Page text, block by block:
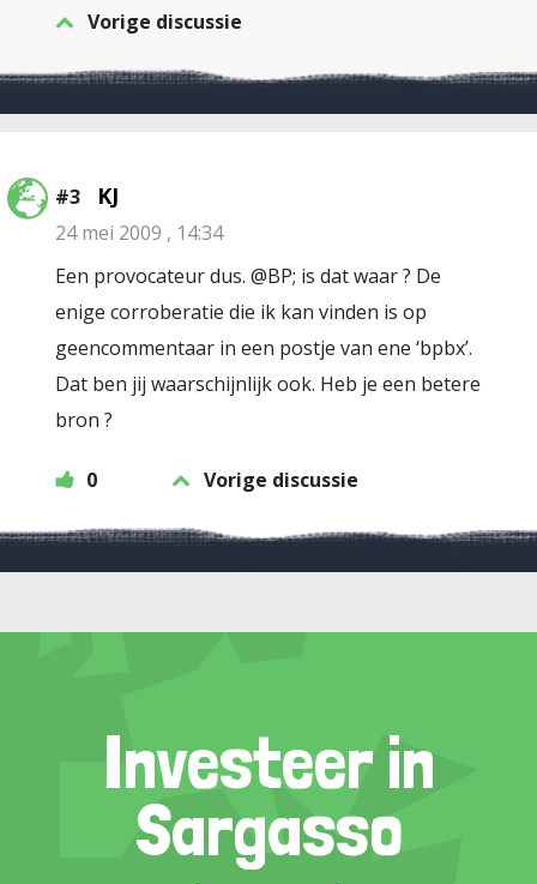
Vorige discussie
#3 KJ
24 mei 2009 , 14:34
Een provocateur dus. @BP; is dat waar ? De
enige corroberatie die ik kan vinden is op
geencommentaar in een postje van ene ‘bpbx’.
Dat ben jij waarschijnlijk ook. Heb je een betere
bron ?
0 Vorige discussie
Investeer in
Sargasso